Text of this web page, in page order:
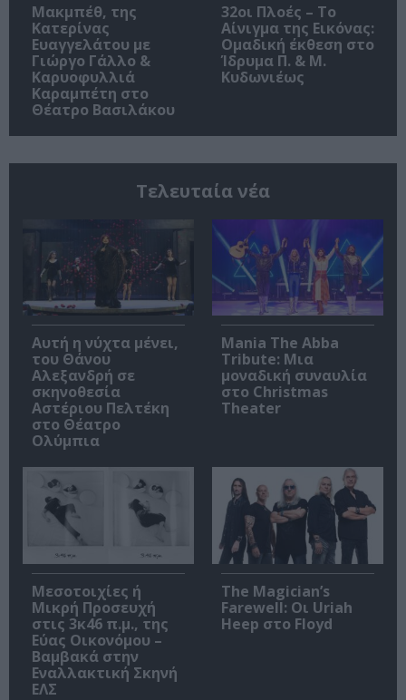
Μακμπέθ, της
Κατερίνας
Ευαγγελάτου με
Γιώργο Γάλλο &
Καρυοφυλλιά
Καραμπέτη στο
Θέατρο Βασιλάκου
32οι Πλοές – Το
Αίνιγμα της Εικόνας:
Ομαδική έκθεση στο
Ίδρυμα Π. & Μ.
Κυδωνιέως
Τελευταία νέα
Αυτή η νύχτα μένει,
του Θάνου
Αλεξανδρή σε
σκηνοθεσία
Αστέριου Πελτέκη
στο Θέατρο
Ολύμπια
Mania The Abba
Tribute: Μια
μοναδική συναυλία
στο Christmas
Theater
Μεσοτοιχίες ή
Μικρή Προσευχή
στις 3κ46 π.μ., της
Εύας Οικονόμου –
Βαμβακά στην
Εναλλακτική Σκηνή
ΕΛΣ
The Magician’s
Farewell: Οι Uriah
Heep στο Floyd